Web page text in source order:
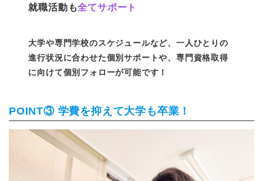
就職活動も全てサポート
大学や専門学校のスケジュールなど、一人ひとりの
進行状況に合わせた個別サポートや、専門資格取得
に向けて個別フォローが可能です！
POINT③ 学費を抑えて大学も卒業！